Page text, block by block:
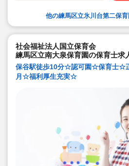
他の練馬区立氷川台第二保
社会福祉法人国立保育会
練馬区立南大泉保育園の保育士求
保谷駅徒歩10分☆認可園☆保育士☆
月☆福利厚生充実☆